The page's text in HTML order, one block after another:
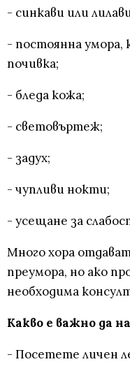
- синкави или
- постоянна умора,
почивка;
- бледа кожа;
- световъртеж;
- задух;
- чупливи нокти;
- усещане за
Много хора
преумора, но ако
необходима
Какво е важно да
- Посетете личен